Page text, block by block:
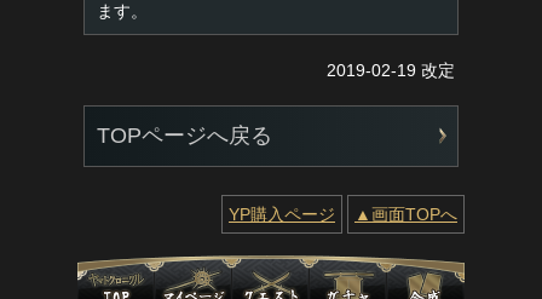
ます。
2019-02-19 改定
TOPページへ戻る
YP購入ページ ▲画面TOPへ